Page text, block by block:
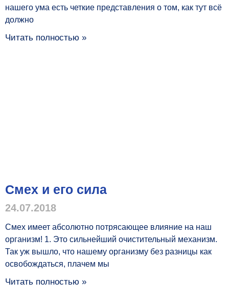
нашего ума есть четкие представления о том, как тут всё
должно
Читать полностью »
Смех и его сила
24.07.2018
Смех имеет абсолютно потрясающее влияние на наш
организм! 1. Это сильнейший очистительный механизм.
Так уж вышло, что нашему организму без разницы как
освобождаться, плачем мы
Читать полностью »